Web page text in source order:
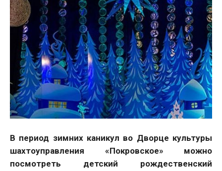
В период зимних каникул во Дворце культуры
шахтоуправления «Покровское» можно
посмотреть детский рождественский